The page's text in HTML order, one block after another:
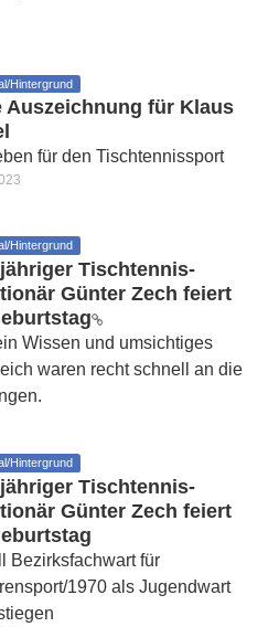
Hintergrund
Auszeichnung für Klaus
für den Tischtennissport
Hintergrund
Tischtennis-
Günter Zech feiert
Wissen und umsichtiges
waren recht schnell an die
Hintergrund
Tischtennis-
Günter Zech feiert
Bezirksfachwart für
1970 als Jugendwart